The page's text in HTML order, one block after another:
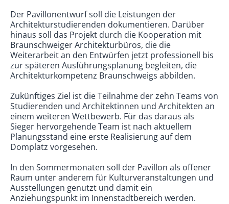
Der Pavillonentwurf soll die Leistungen der
Architekturstudierenden dokumentieren. Darüber
hinaus soll das Projekt durch die Kooperation mit
Braunschweiger Architekturbüros, die die
Weiterarbeit an den Entwürfen jetzt professionell bis
zur späteren Ausführungsplanung begleiten, die
Architekturkompetenz Braunschweigs abbilden.
Zukünftiges Ziel ist die Teilnahme der zehn Teams von
Studierenden und Architektinnen und Architekten an
einem weiteren Wettbewerb. Für das daraus als
Sieger hervorgehende Team ist nach aktuellem
Planungsstand eine erste Realisierung auf dem
Domplatz vorgesehen.
In den Sommermonaten soll der Pavillon als offener
Raum unter anderem für Kulturveranstaltungen und
Ausstellungen genutzt und damit ein
Anziehungspunkt im Innenstadtbereich werden.